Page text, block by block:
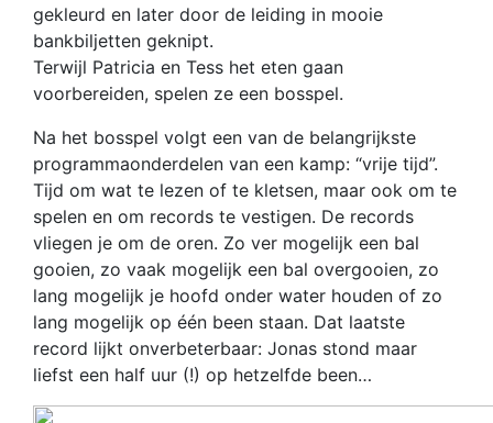
gekleurd en later door de leiding in mooie
bankbiljetten geknipt.
Terwijl Patricia en Tess het eten gaan
voorbereiden, spelen ze een bosspel.
Na het bosspel volgt een van de belangrijkste
programmaonderdelen van een kamp: “vrije tijd”.
Tijd om wat te lezen of te kletsen, maar ook om te
spelen en om records te vestigen. De records
vliegen je om de oren. Zo ver mogelijk een bal
gooien, zo vaak mogelijk een bal overgooien, zo
lang mogelijk je hoofd onder water houden of zo
lang mogelijk op één been staan. Dat laatste
record lijkt onverbeterbaar: Jonas stond maar
liefst een half uur (!) op hetzelfde been…